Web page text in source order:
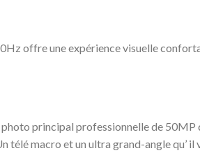
offre une expérience visuelle
photo principal professionnelle de
télé macro et un ultra grand-angle